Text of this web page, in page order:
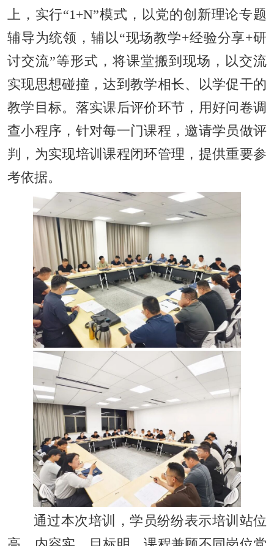
上，实行“1+N”模式，以党的创新理论专题
辅导为统领，辅以“现场教学+经验分享+研
讨交流”等形式，将课堂搬到现场，以交流
实现思想碰撞，达到教学相长、以学促干的
教学目标。落实课后评价环节，用好问卷调
查小程序，针对每一门课程，邀请学员做评
判，为实现培训课程闭环管理，提供重要参
考依据。
通过本次培训，学员纷纷表示培训站位